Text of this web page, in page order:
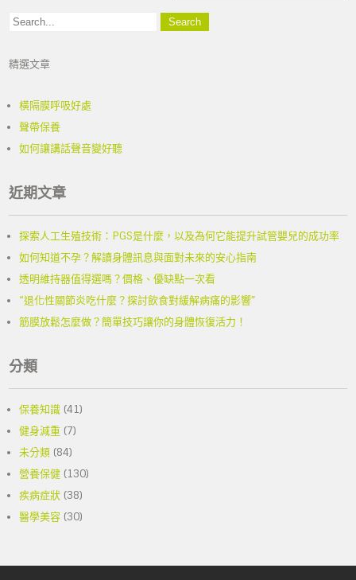
k
覽
精選文章
橫隔膜呼吸好處
聲帶保養
如何讓講話聲音變好聽
近期文章
探索人工生殖技術：PGS是什麼，以及為何它能提升試管嬰兒的成功率
如何知道不孕？解讀身體訊息與面對未來的安心指南
透明維持器值得選嗎？價格、優缺點一次看
“退化性關節炎吃什麼？探討飲食對緩解病痛的影響”
筋膜放鬆怎麼做？簡單技巧讓你的身體恢復活力！
分類
保養知識 (41)
健身減重 (7)
未分類 (84)
營養保健 (130)
疾病症狀 (38)
醫學美容 (30)